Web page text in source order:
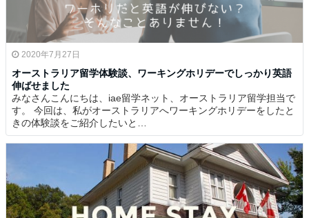
2020年7月27日
オーストラリア留学体験談、ワーキングホリデーでしっかり英語
伸ばせました
みなさんこんにちは、iae留学ネット、オーストラリア留学担当で
す。 今回は、私がオーストラリアへワーキングホリデーをしたと
きの体験談をご紹介したいと…